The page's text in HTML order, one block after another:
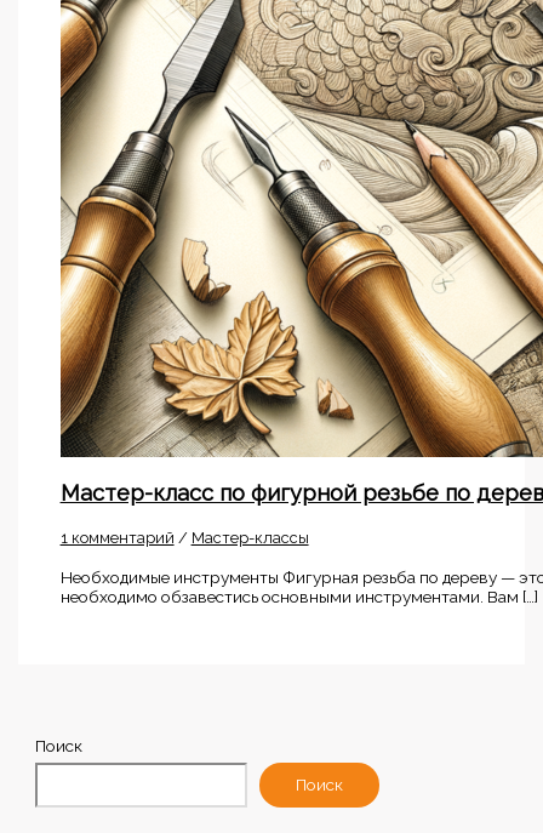
Мастер-класс по фигурной резьбе по
1 комментарий / Мастер-классы
Необходимые инструменты Фигурная резьба по дереву —
необходимо обзавестись основными инструментами. Вам […]
Поиск
Поиск